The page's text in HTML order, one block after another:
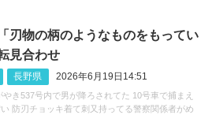
刃物の柄のようなものをもってい
見合わせ
長野県 2026年6月19日14:51
やき537号内で男が降ろされてた 10号車で捕まえ
防刃チョッキ着て刺又持ってる警察関係者がめ